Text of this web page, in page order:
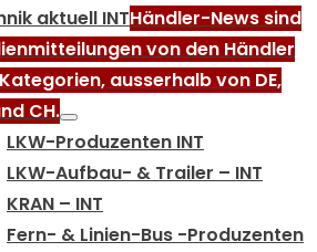
aktuell INTHändler-News sind
von den Händler
ausserhalb von DE,
CH.
LKW-Produzenten INT
LKW-Aufbau- & Trailer – INT
KRAN – INT
Fern- & Linien-Bus -Produzenten